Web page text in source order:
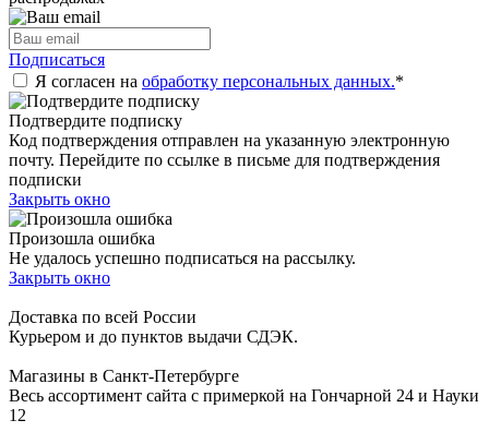
Подписаться
Я согласен на обработку персональных данных.*
Подтвердите подписку
Код подтверждения отправлен на указанную электронную
почту. Перейдите по ссылке в письме для подтверждения
подписки
Закрыть окно
Произошла ошибка
Не удалось успешно подписаться на рассылку.
Закрыть окно
Доставка по всей России
Курьером и до пунктов выдачи СДЭК.
Магазины в Санкт-Петербурге
Весь ассортимент сайта с примеркой на Гончарной 24 и Науки
12